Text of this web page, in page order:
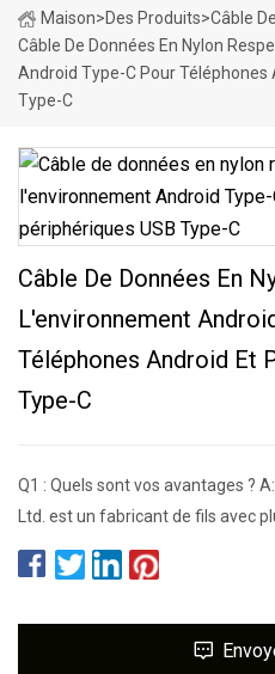
Maison>Des Produits>Câble
Câble De Données En Nylon
Android Type-C Pour Téléphones
Type-C
Câble De Données En
L'environnement
Téléphones Android Et
Type-C
Q1 : Quels sont vos avantages ?
Ltd. est un fabricant de fils avec